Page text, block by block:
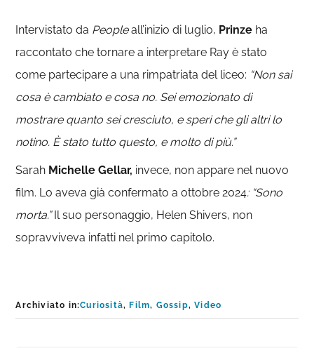
Intervistato da Peopleall’inizio di luglio, Prinze ha
raccontato che tornare a interpretare Ray è stato
come partecipare a una rimpatriata del liceo: “Non sai
cosa è cambiato e cosa no. Sei emozionato di
mostrare quanto sei cresciuto, e speri che gli altri lo
notino. È stato tutto questo, e molto di più.”
Sarah Michelle Gellar, invece, non appare nel nuovo
film. Lo aveva già confermato a ottobre 2024: “Sono
morta.”Il suo personaggio, Helen Shivers, non
sopravviveva infatti nel primo capitolo.
Archiviato in:Curiosità, Film, Gossip,Video